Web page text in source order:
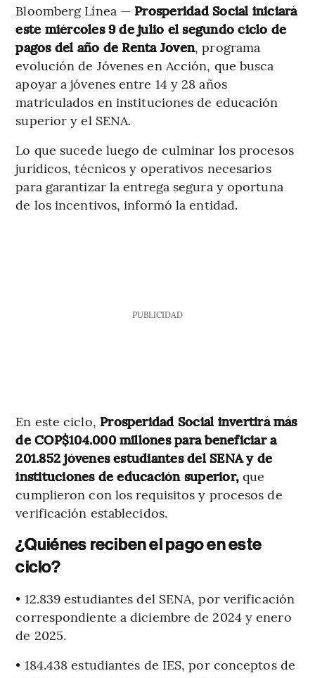
Bloomberg Línea — Prosperidad Social iniciará
este miércoles 9 de julio el segundo ciclo de
pagos del año de Renta Joven, programa
evolución de Jóvenes en Acción, que busca
apoyar a jóvenes entre 14 y 28 años
matriculados en instituciones de educación
superior y el SENA.
Lo que sucede luego de culminar los procesos
jurídicos, técnicos y operativos necesarios
para garantizar la entrega segura y oportuna
de los incentivos, informó la entidad.
PUBLICIDAD
En este ciclo, Prosperidad Social invertirá más
de COP$104.000 millones para beneficiar a
201.852 jóvenes estudiantes del SENA y de
instituciones de educación superior,que
cumplieron con los requisitos y procesos de
verificación establecidos.
¿Quiénes reciben el pago en este
ciclo?
• 12.839 estudiantes del SENA, por verificación
correspondiente a diciembre de 2024 y enero
de 2025.
• 184.438 estudiantes de IES, por conceptos de